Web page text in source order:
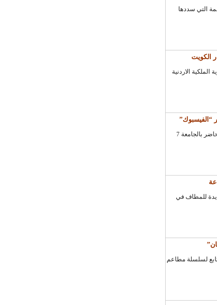
التي سددها
الكويت
الملكية الاردنية
دكا، 27 يونيو - (وكالة الأنباء الألمانية):- قضت محكمة في بنجلاديش بحبس محاضر بالجامعة 7
للمطاف في
التابع لسلسلة مطاعم